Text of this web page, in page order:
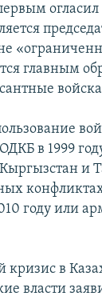
главным
в 1999
и
году или
в
власти